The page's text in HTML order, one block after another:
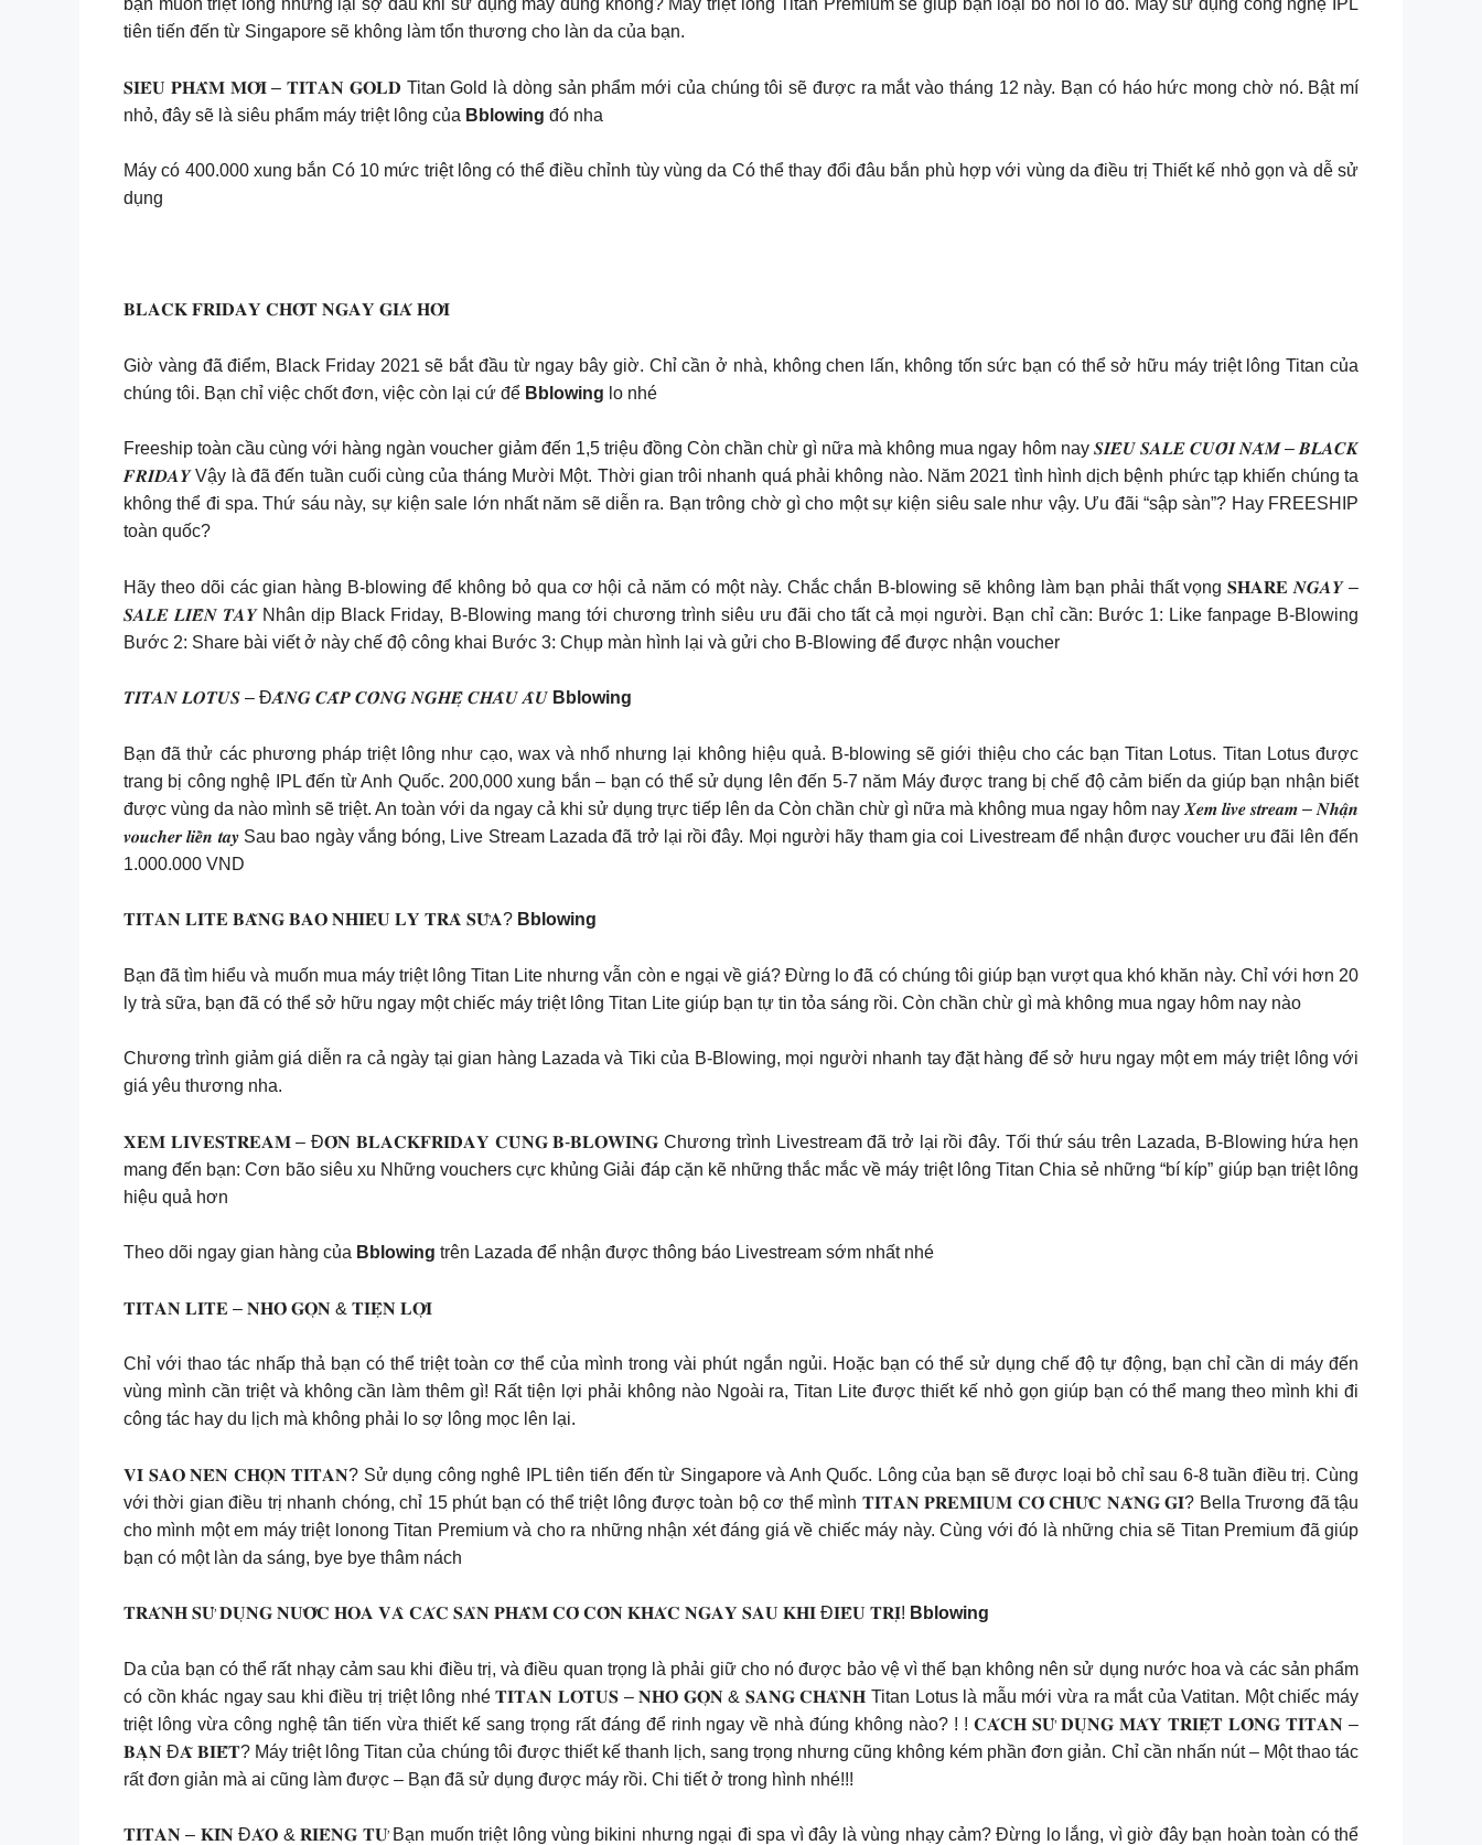
bạn muốn triệt lông nhưng lại sợ đau khi sử dụng máy đúng không? Máy triệt lông Titan Premium sẽ giúp bạn loại bỏ nỗi lo đó. Máy sử dụng công nghệ IPL
tiên tiến đến từ Singapore sẽ không làm tổn thương cho làn da của bạn.
𝐒𝐈𝐄̂𝐔 𝐏𝐇𝐀̂̉𝐌 𝐌𝐎̛́𝐈 – 𝐓𝐈𝐓𝐀𝐍 𝐆𝐎𝐋𝐃 Titan Gold là dòng sản phẩm mới của chúng tôi sẽ được ra mắt vào tháng 12 này. Bạn có háo hức mong chờ nó. Bật mí
nhỏ, đây sẽ là siêu phẩm máy triệt lông của Bblowing đó nha
Máy có 400.000 xung bắn Có 10 mức triệt lông có thể điều chỉnh tùy vùng da Có thể thay đổi đâu bắn phù hợp với vùng da điều trị Thiết kế nhỏ gọn và dễ sử
dụng
𝐁𝐋𝐀𝐂𝐊 𝐅𝐑𝐈𝐃𝐀𝐘 𝐂𝐇𝐎̂́𝐓 𝐍𝐆𝐀𝐘 𝐆𝐈𝐀́ 𝐇𝐎̛̀𝐈
Giờ vàng đã điểm, Black Friday 2021 sẽ bắt đầu từ ngay bây giờ. Chỉ cần ở nhà, không chen lấn, không tốn sức bạn có thể sở hữu máy triệt lông Titan của
chúng tôi. Bạn chỉ việc chốt đơn, việc còn lại cứ để Bblowing lo nhé
Freeship toàn cầu cùng với hàng ngàn voucher giảm đến 1,5 triệu đồng Còn chần chừ gì nữa mà không mua ngay hôm nay 𝑺𝑰𝑬̂𝑼 𝑺𝑨𝑳𝑬 𝑪𝑼𝑶̂́𝑰 𝑵𝑨̆𝑴 – 𝑩𝑳𝑨𝑪𝑲
𝑭𝑹𝑰𝑫𝑨𝒀 Vậy là đã đến tuần cuối cùng của tháng Mười Một. Thời gian trôi nhanh quá phải không nào. Năm 2021 tình hình dịch bệnh phức tạp khiến chúng ta
không thể đi spa. Thứ sáu này, sự kiện sale lớn nhất năm sẽ diễn ra. Bạn trông chờ gì cho một sự kiện siêu sale như vậy. Ưu đãi “sập sàn”? Hay FREESHIP
toàn quốc?
Hãy theo dõi các gian hàng B-blowing để không bỏ qua cơ hội cả năm có một này. Chắc chắn B-blowing sẽ không làm bạn phải thất vọng 𝐒𝐇𝐀𝐑𝐄 𝑵𝑮𝑨𝒀 –
𝑺𝑨𝑳𝑬 𝑳𝑰𝑬̂̀𝑵 𝑻𝑨𝒀 Nhân dịp Black Friday, B-Blowing mang tới chương trình siêu ưu đãi cho tất cả mọi người. Bạn chỉ cần: Bước 1: Like fanpage B-Blowing
Bước 2: Share bài viết ở này chế độ công khai Bước 3: Chụp màn hình lại và gửi cho B-Blowing để được nhận voucher
𝑻𝑰𝑻𝑨𝑵 𝑳𝑶𝑻𝑼𝑺 – Đ𝑨̆̉𝑵𝑮 𝑪𝑨̂́𝑷 𝑪𝑶̂𝑵𝑮 𝑵𝑮𝑯𝑬̣̂ 𝑪𝑯𝑨̂𝑼 𝑨̂𝑼 Bblowing
Bạn đã thử các phương pháp triệt lông như cạo, wax và nhổ nhưng lại không hiệu quả. B-blowing sẽ giới thiệu cho các bạn Titan Lotus. Titan Lotus được
trang bị công nghệ IPL đến từ Anh Quốc. 200,000 xung bắn – bạn có thể sử dụng lên đến 5-7 năm Máy được trang bị chế độ cảm biến da giúp bạn nhận biết
được vùng da nào mình sẽ triệt. An toàn với da ngay cả khi sử dụng trực tiếp lên da Còn chần chừ gì nữa mà không mua ngay hôm nay 𝑿𝒆𝒎 𝒍𝒊𝒗𝒆 𝒔𝒕𝒓𝒆𝒂𝒎 – 𝑵𝒉𝒂̣̂𝒏
𝒗𝒐𝒖𝒄𝒉𝒆𝒓 𝒍𝒊𝒆̂̀𝒏 𝒕𝒂𝒚 Sau bao ngày vắng bóng, Live Stream Lazada đã trở lại rồi đây. Mọi người hãy tham gia coi Livestream để nhận được voucher ưu đãi lên đến
1.000.000 VND
𝐓𝐈𝐓𝐀𝐍 𝐋𝐈𝐓𝐄 𝐁𝐀̆̀𝐍𝐆 𝐁𝐀𝐎 𝐍𝐇𝐈𝐄̂𝐔 𝐋𝐘 𝐓𝐑𝐀̀ 𝐒𝐔̛̃𝐀? Bblowing
Bạn đã tìm hiểu và muốn mua máy triệt lông Titan Lite nhưng vẫn còn e ngại về giá? Đừng lo đã có chúng tôi giúp bạn vượt qua khó khăn này. Chỉ với hơn 20
ly trà sữa, bạn đã có thể sở hữu ngay một chiếc máy triệt lông Titan Lite giúp bạn tự tin tỏa sáng rồi. Còn chần chừ gì mà không mua ngay hôm nay nào
Chương trình giảm giá diễn ra cả ngày tại gian hàng Lazada và Tiki của B-Blowing, mọi người nhanh tay đặt hàng để sở hưu ngay một em máy triệt lông với
giá yêu thương nha.
𝐗𝐄𝐌 𝐋𝐈𝐕𝐄𝐒𝐓𝐑𝐄𝐀𝐌 – Đ𝐎́𝐍 𝐁𝐋𝐀𝐂𝐊𝐅𝐑𝐈𝐃𝐀𝐘 𝐂𝐔̀𝐍𝐆 𝐁-𝐁𝐋𝐎𝐖𝐈𝐍𝐆 Chương trình Livestream đã trở lại rồi đây. Tối thứ sáu trên Lazada, B-Blowing hứa hẹn
mang đến bạn: Cơn bão siêu xu Những vouchers cực khủng Giải đáp cặn kẽ những thắc mắc về máy triệt lông Titan Chia sẻ những “bí kíp” giúp bạn triệt lông
hiệu quả hơn
Theo dõi ngay gian hàng của Bblowing trên Lazada để nhận được thông báo Livestream sớm nhất nhé
𝐓𝐈𝐓𝐀𝐍 𝐋𝐈𝐓𝐄 – 𝐍𝐇𝐎̉ 𝐆𝐎̣𝐍 & 𝐓𝐈𝐄̣̂𝐍 𝐋𝐎̛̣𝐈
Chỉ với thao tác nhấp thả bạn có thể triệt toàn cơ thể của mình trong vài phút ngắn ngủi. Hoặc bạn có thể sử dụng chế độ tự động, bạn chỉ cần di máy đến
vùng mình cần triệt và không cần làm thêm gì! Rất tiện lợi phải không nào Ngoài ra, Titan Lite được thiết kế nhỏ gọn giúp bạn có thể mang theo mình khi đi
công tác hay du lịch mà không phải lo sợ lông mọc lên lại.
𝐕𝐈̀ 𝐒𝐀𝐎 𝐍𝐄̂𝐍 𝐂𝐇𝐎̣𝐍 𝐓𝐈𝐓𝐀𝐍? Sử dụng công nghê IPL tiên tiến đến từ Singapore và Anh Quốc. Lông của bạn sẽ được loại bỏ chỉ sau 6-8 tuần điều trị. Cùng
với thời gian điều trị nhanh chóng, chỉ 15 phút bạn có thể triệt lông được toàn bộ cơ thể mình 𝐓𝐈𝐓𝐀𝐍 𝐏𝐑𝐄𝐌𝐈𝐔𝐌 𝐂𝐎́ 𝐂𝐇𝐔̛́𝐂 𝐍𝐀̆𝐍𝐆 𝐆𝐈̀? Bella Trương đã tậu
cho mình một em máy triệt lonong Titan Premium và cho ra những nhận xét đáng giá về chiếc máy này. Cùng với đó là những chia sẽ Titan Premium đã giúp
bạn có một làn da sáng, bye bye thâm nách
𝐓𝐑𝐀́𝐍𝐇 𝐒𝐔̛̉ 𝐃𝐔̣𝐍𝐆 𝐍𝐔̛𝐎̛́𝐂 𝐇𝐎𝐀 𝐕𝐀̀ 𝐂𝐀́𝐂 𝐒𝐀̉𝐍 𝐏𝐇𝐀̂̉𝐌 𝐂𝐎́ 𝐂𝐎̂̀𝐍 𝐊𝐇𝐀́𝐂 𝐍𝐆𝐀𝐘 𝐒𝐀𝐔 𝐊𝐇𝐈 Đ𝐈𝐄̂̀𝐔 𝐓𝐑𝐈̣! Bblowing
Da của bạn có thể rất nhạy cảm sau khi điều trị, và điều quan trọng là phải giữ cho nó được bảo vệ vì thế bạn không nên sử dụng nước hoa và các sản phẩm
có cồn khác ngay sau khi điều trị triệt lông nhé 𝐓𝐈𝐓𝐀𝐍 𝐋𝐎𝐓𝐔𝐒 – 𝐍𝐇𝐎̉ 𝐆𝐎̣𝐍 & 𝐒𝐀𝐍𝐆 𝐂𝐇𝐀̉𝐍𝐇 Titan Lotus là mẫu mới vừa ra mắt của Vatitan. Một chiếc máy
triệt lông vừa công nghệ tân tiến vừa thiết kế sang trọng rất đáng để rinh ngay về nhà đúng không nào? ! ! 𝐂𝐀́𝐂𝐇 𝐒𝐔̛̉ 𝐃𝐔̣𝐍𝐆 𝐌𝐀́𝐘 𝐓𝐑𝐈𝐄̣̂𝐓 𝐋𝐎̂𝐍𝐆 𝐓𝐈𝐓𝐀𝐍 –
𝐁𝐀̣𝐍 Đ𝐀̃ 𝐁𝐈𝐄̂́𝐓? Máy triệt lông Titan của chúng tôi được thiết kế thanh lịch, sang trọng nhưng cũng không kém phần đơn giản. Chỉ cần nhấn nút – Một thao tác
rất đơn giản mà ai cũng làm được – Bạn đã sử dụng được máy rồi. Chi tiết ở trong hình nhé!!!
𝐓𝐈𝐓𝐀𝐍 – 𝐊𝐈́𝐍 Đ𝐀́𝐎 & 𝐑𝐈𝐄̂𝐍𝐆 𝐓𝐔̛ Bạn muốn triệt lông vùng bikini nhưng ngại đi spa vì đây là vùng nhạy cảm? Đừng lo lắng, vì giờ đây bạn hoàn toàn có thể